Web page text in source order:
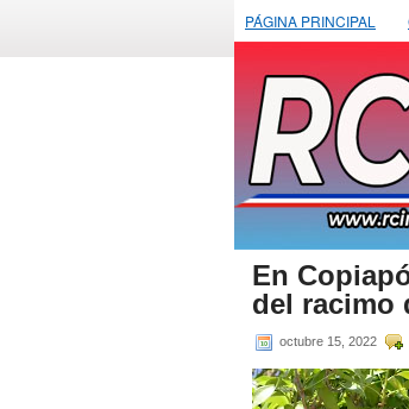
PÁGINA PRINCIPAL
En
del racimo
octubre 15, 2022